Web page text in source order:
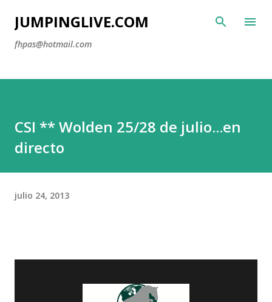
Ir al contenido principal
JUMPINGLIVE.COM
fhpas@hotmail.com
CSI ** Wolden 25/28 de julio...en
directo
julio 24, 2013